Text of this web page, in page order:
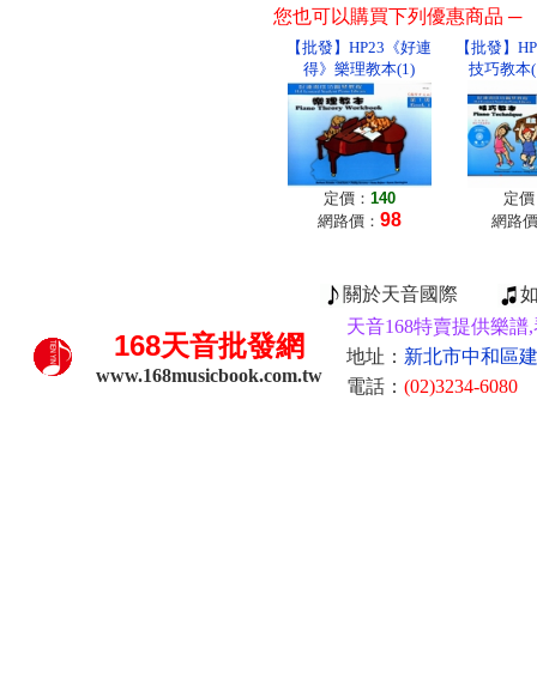
您也可以購買下列優惠商品 ─
【批發】HP23《好連
得》樂理教本(1)
定價： 140
網路價： 98
【批發】
技巧教本
定
網路
關於天音國際
168天音批發網
www.168musicbook.com.tw
天音168特賣提供樂
地址： 新北市中和區
電話： (02)3234-6080